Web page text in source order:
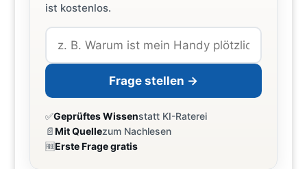
ist kostenlos.
Frage stellen →
✅Geprüftes Wissenstatt KI-Raterei
📄Mit Quellezum Nachlesen
🆓Erste Frage gratis